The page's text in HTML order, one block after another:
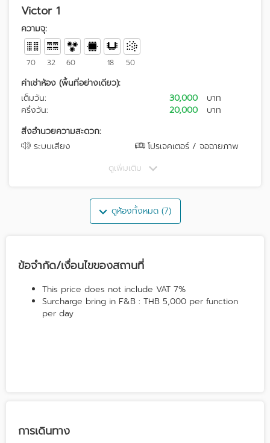
Victor 1
ความจุ:
70 32 60 18 50
ค่าเช่าห้อง (พื้นที่อย่างเดียว):
เต็มวัน:
30,000
บาท
ครึ่งวัน:
20,000
บาท
สิ่งอำนวยความสะดวก:
ระบบเสียง
โปรเจคเตอร์ / จอฉายภาพ
ดูเพิ่มเติม
ดูห้องทั้งหมด (7)
ข้อจำกัด/เงื่อนไขของสถานที่
This price does not include VAT 7%
Surcharge bring in F&B : THB 5,000 per function
per day
การเดินทาง